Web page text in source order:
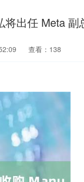
将出任 Meta 副
查看：138